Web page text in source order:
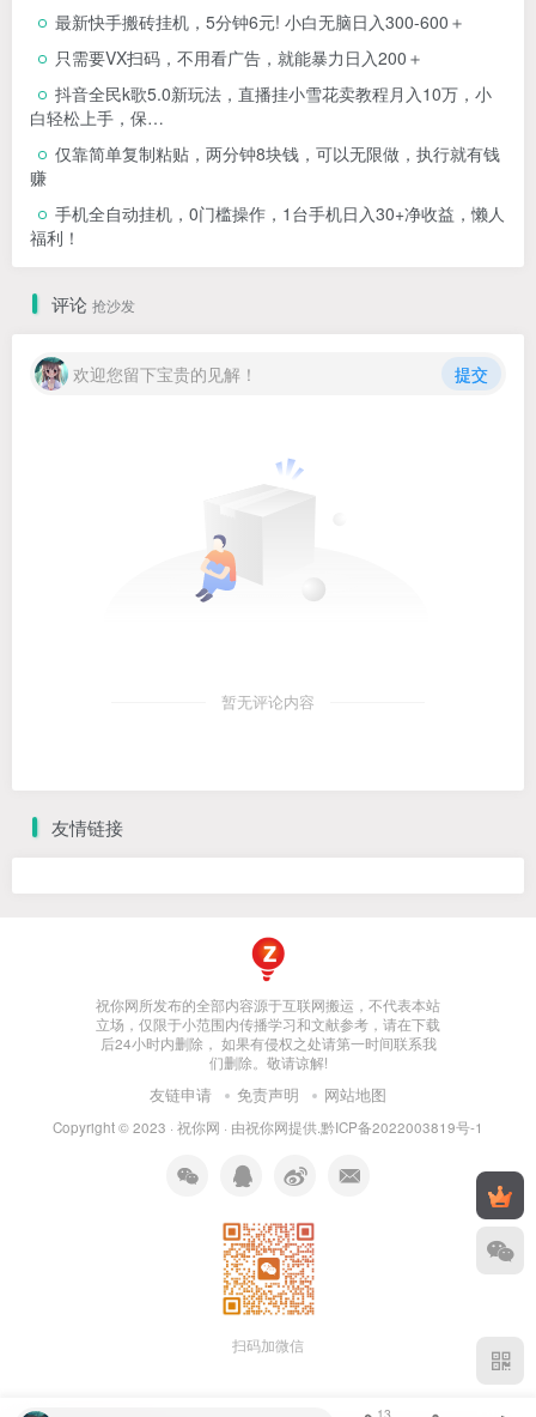
最新快手搬砖挂机，5分钟6元! 小白无脑日入300-600＋
只需要VX扫码，不用看广告，就能暴力日入200＋
抖音全民k歌5.0新玩法，直播挂小雪花卖教程月入10万，小
白轻松上手，保…
仅靠简单复制粘贴，两分钟8块钱，可以无限做，执行就有钱
赚
手机全自动挂机，0门槛操作，1台手机日入30+净收益，懒人
福利！
评论 抢沙发
欢迎您留下宝贵的见解！ 提交
暂无评论内容
友情链接
祝你网所发布的全部内容源于互联网搬运，不代表本站
立场，仅限于小范围内传播学习和文献参考，请在下载
后24小时内删除， 如果有侵权之处请第一时间联系我
们删除。敬请谅解!
友链申请 免责声明 网站地图
Copyright © 2023 · 祝你网 · 由祝你网提供.黔ICP备2022003819号-1
扫码加微信